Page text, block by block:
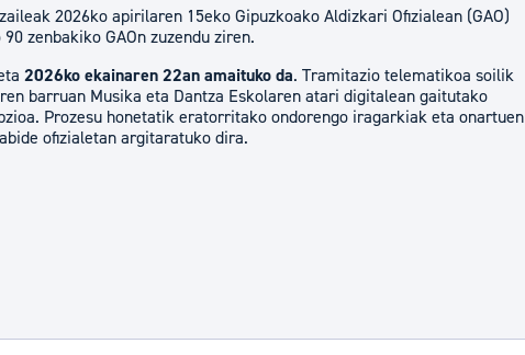
2026ko apirilaren 15eko Gipuzkoako Aldizkari Ofizialean (GAO)
zenbakiko GAOn zuzendu ziren.
2026ko ekainaren 22an amaituko da. Tramitazio telematikoa soilik
barruan Musika eta Dantza Eskolaren atari digitalean gaitutako
Prozesu honetatik eratorritako ondorengo iragarkiak eta onartuen
ofizialetan argitaratuko dira.